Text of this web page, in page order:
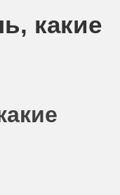
какие